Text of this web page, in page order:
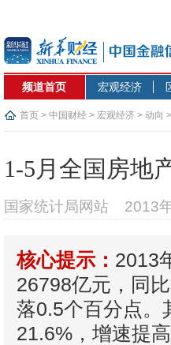
频道首页 宏观经济
首页 > 中国财经 > 宏观经济 > 动向
1-5月全国房地
国家统计局网站 2013
核心提示： 2013
26798亿元，同
落0.5个百分点。
21.6%，增速提